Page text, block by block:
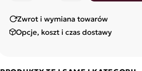
Zwrot i wymiana towarów
Opcje, koszt i czas dostawy